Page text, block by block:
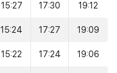
15:27 17:30 19:12
15:24 17:27 19:09
15:22 17:24 19:06